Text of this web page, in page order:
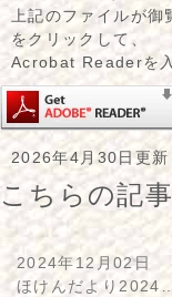
上記のファイルが
をクリックして、
Acrobat Readerを
2026年4月30日更新
こちらの記
2024年12月02日
ほけんだより2024…